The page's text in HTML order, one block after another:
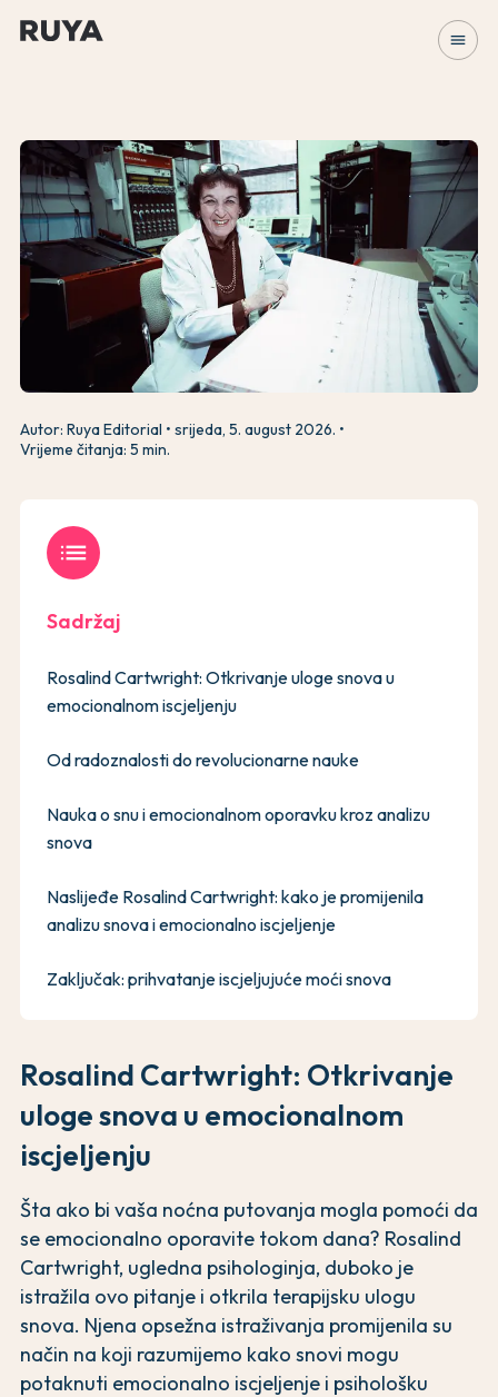
menu
Autor: Ruya Editorial
srijeda, 5. august 2026.
Vrijeme čitanja: 5 min.
Rosalind Cartwright: Otkrivanje
uloge snova u emocionalnom
iscjeljenju
Šta ako bi vaša noćna putovanja mogla pomoći da
se emocionalno oporavite tokom dana? Rosalind
Cartwright, ugledna psihologinja, duboko je
istražila ovo pitanje i otkrila terapijsku ulogu
snova. Njena opsežna istraživanja promijenila su
način na koji razumijemo kako snovi mogu
potaknuti emocionalno iscjeljenje i psihološku
list
Sadržaj
Rosalind Cartwright: Otkrivanje uloge snova u
emocionalnom iscjeljenju
Od radoznalosti do revolucionarne nauke
Nauka o snu i emocionalnom oporavku kroz analizu
snova
Naslijeđe Rosalind Cartwright: kako je promijenila
analizu snova i emocionalno iscjeljenje
Zaključak: prihvatanje iscjeljujuće moći snova